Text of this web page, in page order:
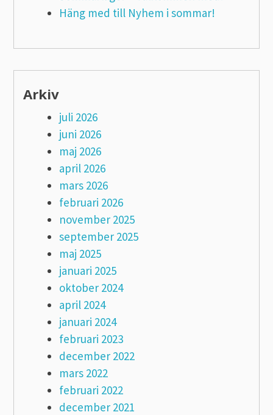
Häng med till Nyhem i sommar!
Arkiv
juli 2026
juni 2026
maj 2026
april 2026
mars 2026
februari 2026
november 2025
september 2025
maj 2025
januari 2025
oktober 2024
april 2024
januari 2024
februari 2023
december 2022
mars 2022
februari 2022
december 2021